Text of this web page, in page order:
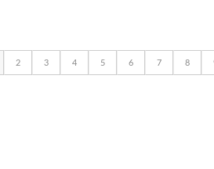
2 3 4 5 6 7 8